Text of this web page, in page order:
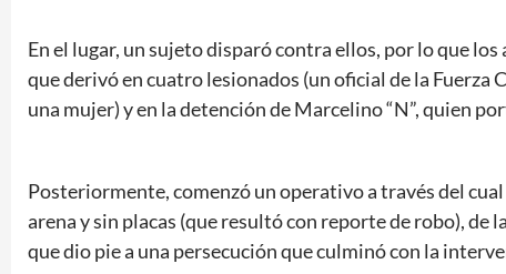
En el lugar, un sujeto disparó contra ellos, por lo que
que derivó en cuatro lesionados (un oficial de la Fuerza
una mujer) y en la detención de Marcelino “N”, quien
Posteriormente, comenzó un operativo a través del
arena y sin placas (que resultó con reporte de robo), de
que dio pie a una persecución que culminó con la